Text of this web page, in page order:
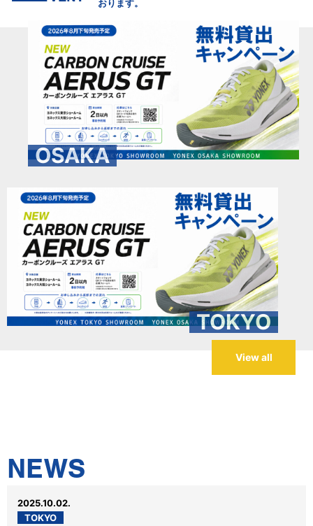
おります。
OSAKA
TOKYO
View all
NEWS
2025.10.02.
TOKYO